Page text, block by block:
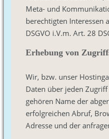
Meta- und
berechtigten Interessen
DSGVO i.V.m. Art. 28
Erhebung von
Wir, bzw. unser
Daten über jeden
gehören Name der
erfolgreichen Abruf,
Adresse und der